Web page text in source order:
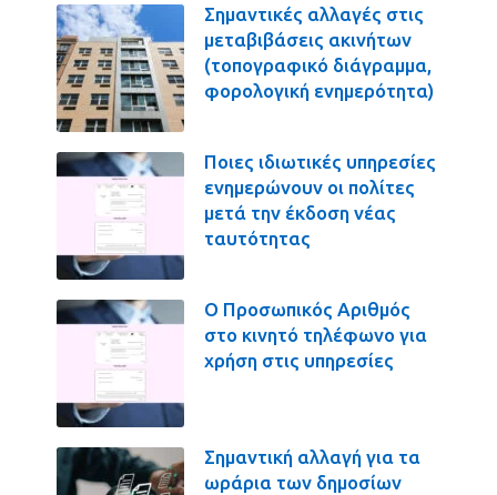
Σημαντικές αλλαγές στις
μεταβιβάσεις ακινήτων
(τοπογραφικό διάγραμμα,
φορολογική ενημερότητα)
Ποιες ιδιωτικές υπηρεσίες
ενημερώνουν οι πολίτες
μετά την έκδοση νέας
ταυτότητας
Ο Προσωπικός Αριθμός
στο κινητό τηλέφωνο για
χρήση στις υπηρεσίες
Σημαντική αλλαγή για τα
ωράρια των δημοσίων